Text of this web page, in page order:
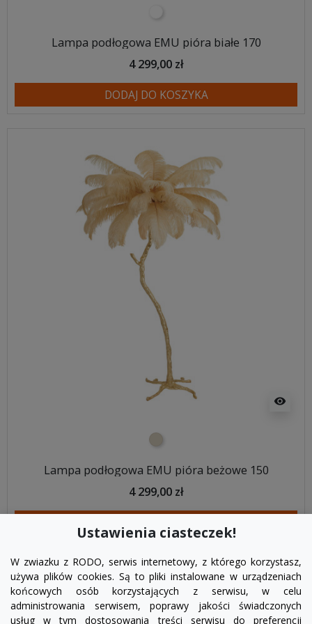
Lampa podłogowa EMU pióra białe 170
4 299,00 zł
DODAJ DO KOSZYKA
visibility
beżowy
Lampa podłogowa EMU pióra beżowe 150
4 299,00 zł
Ustawienia ciasteczek!
W zwiazku z RODO, serwis internetowy, z którego korzystasz,
używa plików cookies. Są to pliki instalowane w urządzeniach
końcowych osób korzystających z serwisu, w celu
administrowania serwisem, poprawy jakości świadczonych
usług w tym dostosowania treści serwisu do preferencji